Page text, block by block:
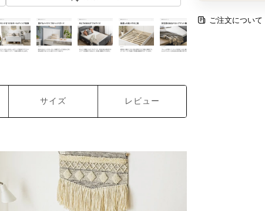
ご注文について
サイズ レビュー